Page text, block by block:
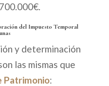
del Impuesto Temporal
y determinación
las mismas que
Patrimonio: